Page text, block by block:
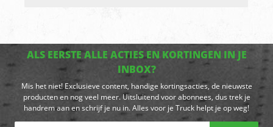
ALS EERSTE ALLE ACTIES EN KORTINGEN IN JE
INBOX?
Mis het niet! Exclusieve content, handige kortingsacties, de nieuwste
producten en nog veel meer. Uitsluitend voor abonnees, dus trek je
handrem aan en schrijf je nu in. Alles voor je Truck helpt je op weg!